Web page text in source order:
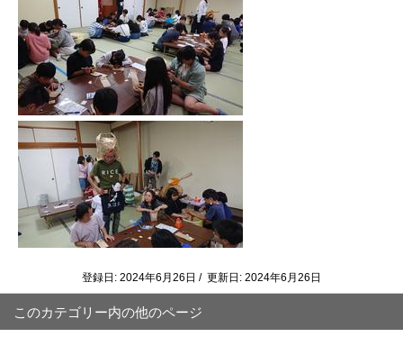
登録日: 2024年6月26日 / 更新日: 2024年6月26日
このカテゴリー内の他のページ